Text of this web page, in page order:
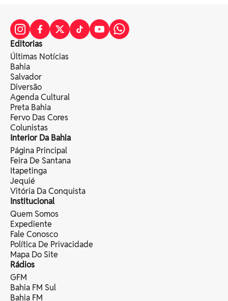
Editorias
Últimas Notícias
Bahia
Salvador
Diversão
Agenda Cultural
Preta Bahia
Fervo Das Cores
Colunistas
Interior Da Bahia
Página Principal
Feira De Santana
Itapetinga
Jequié
Vitória Da Conquista
Institucional
Quem Somos
Expediente
Fale Conosco
Política De Privacidade
Mapa Do Site
Rádios
GFM
Bahia FM Sul
Bahia FM